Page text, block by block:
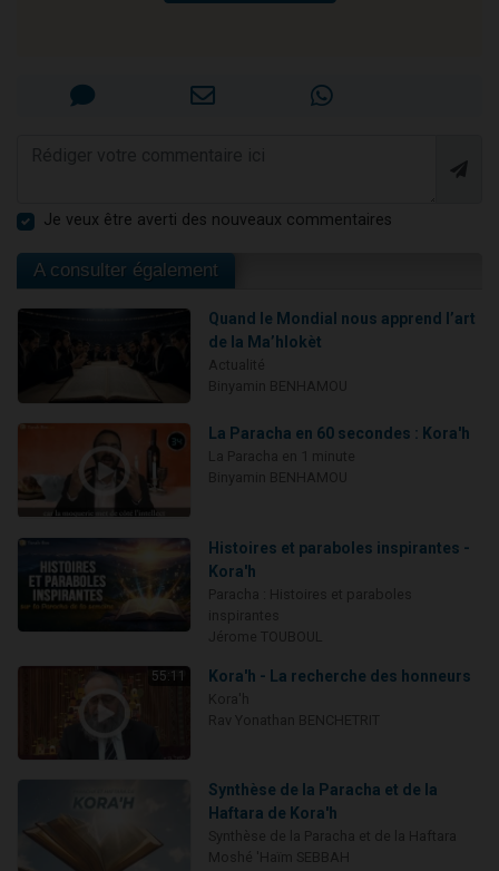
Je veux être averti des nouveaux commentaires
A consulter également
Quand le Mondial nous apprend l’art
de la Ma’hlokèt
La Paracha en 60 secondes : Kora'h
Histoires et paraboles inspirantes -
Kora'h
55:11 Kora'h - La recherche des honneurs
Synthèse de la Paracha et de la
Haftara de Kora'h